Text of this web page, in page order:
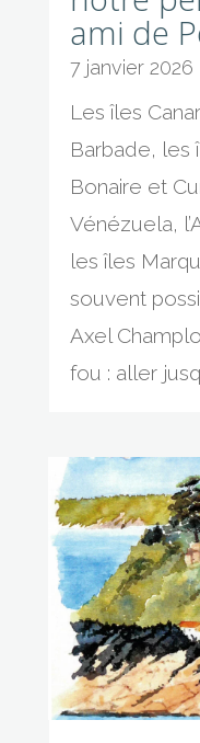
ami de
7 janvier 2026
Les îles
Barbade, les
Bonaire et
Vénézuela,
les îles
souvent
Axel
fou : aller